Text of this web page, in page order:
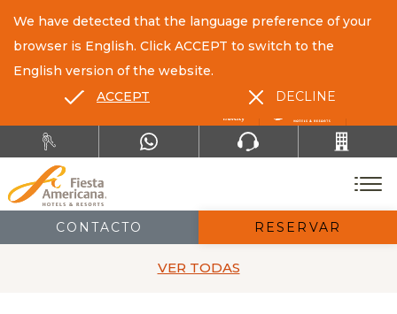
CONTACTO RESERVAR
We have detected that the language preference of your
browser is English. Click ACCEPT to switch to the
English version of the website.
ACCEPT
DECLINE
VER TODAS